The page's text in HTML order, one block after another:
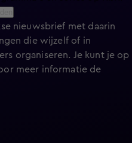
nieuwsbrief met daarin
die wijzelf of in
organiseren. Je kunt je op
meer informatie de